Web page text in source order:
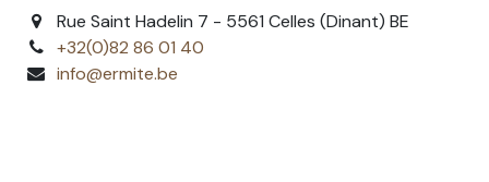
Rue Saint Hadelin 7 - 5561 Celles (Dinant) BE
+32(0)82 86 01 40
info@ermite.be